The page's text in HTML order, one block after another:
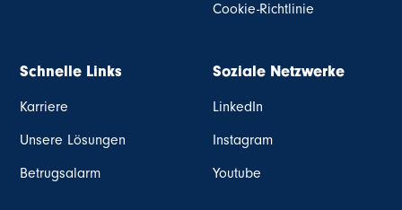
Schnelle Links
Karriere
Unsere Lösungen
Betrugsalarm
Cookie-Richtlinie
Soziale Netzwerke
LinkedIn
Instagram
Youtube